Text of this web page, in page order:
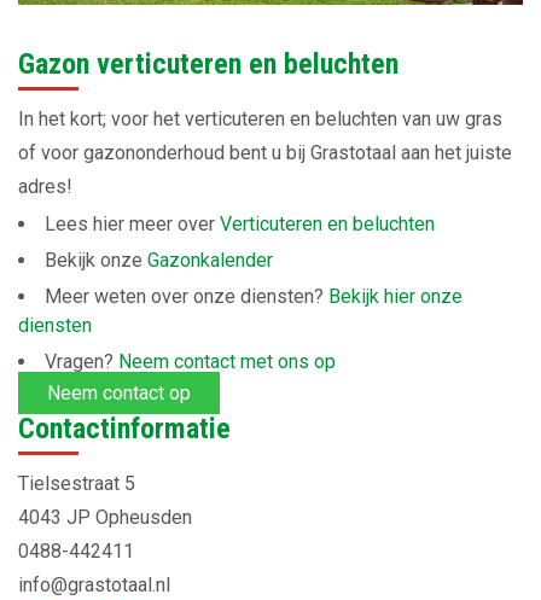
Gazon verticuteren en beluchten
In het kort; voor het verticuteren en beluchten van uw gras
of voor gazononderhoud bent u bij Grastotaal aan het juiste
adres!
Lees hier meer over Verticuteren en beluchten
Bekijk onze Gazonkalender
Meer weten over onze diensten? Bekijk hier onze
diensten
Vragen? Neem contact met ons op
Neem contact op
Contactinformatie
Tielsestraat 5
4043 JP Opheusden
0488-442411
info@grastotaal.nl